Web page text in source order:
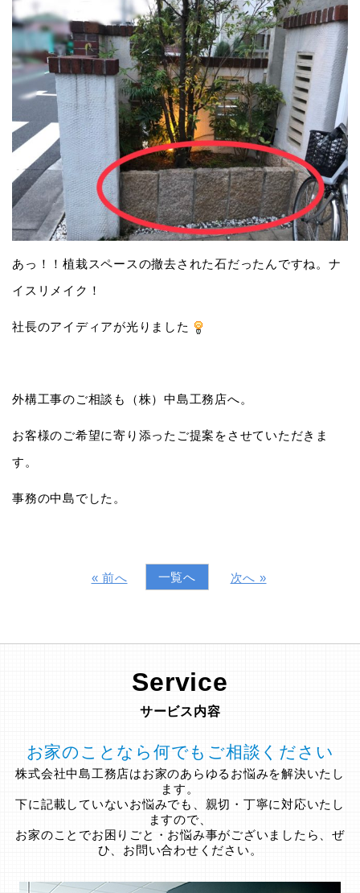
あっ！！植栽スペースの撤去された石だったんですね。ナ
イスリメイク！
社長のアイディアが光りました
外構工事のご相談も（株）中島工務店へ。
お客様のご希望に寄り添ったご提案をさせていただきま
す。
事務の中島でした。
« 前へ 一覧へ 次へ »
Service
サービス内容
お家のことなら何でもご相談ください
株式会社中島工務店はお家のあらゆるお悩みを解決いたし
ます。
下に記載していないお悩みでも、親切・丁寧に対応いたし
ますので、
お家のことでお困りごと・お悩み事がございましたら、ぜ
ひ、お問い合わせください。